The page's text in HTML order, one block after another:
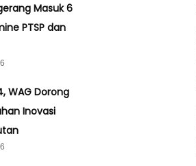
Masuk 6
PTSP dan
WAG Dorong
Inovasi